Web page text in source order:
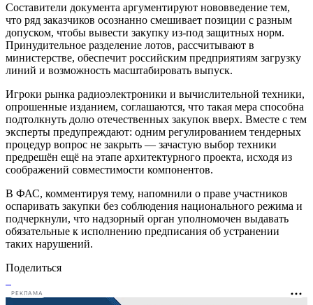
Составители документа аргументируют нововведение тем,
что ряд заказчиков осознанно смешивает позиции с разным
допуском, чтобы вывести закупку из-под защитных норм.
Принудительное разделение лотов, рассчитывают в
министерстве, обеспечит российским предприятиям загрузку
линий и возможность масштабировать выпуск.
Игроки рынка радиоэлектроники и вычислительной техники,
опрошенные изданием, соглашаются, что такая мера способна
подтолкнуть долю отечественных закупок вверх. Вместе с тем
эксперты предупреждают: одним регулированием тендерных
процедур вопрос не закрыть — зачастую выбор техники
предрешён ещё на этапе архитектурного проекта, исходя из
соображений совместимости компонентов.
В ФАС, комментируя тему, напомнили о праве участников
оспаривать закупки без соблюдения национального режима и
подчеркнули, что надзорный орган уполномочен выдавать
обязательные к исполнению предписания об устранении
таких нарушений.
Поделиться
РЕКЛАМА